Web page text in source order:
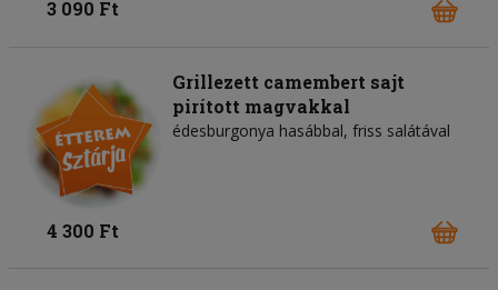
3 090 Ft
Grillezett camembert sajt
pirított magvakkal
édesburgonya hasábbal, friss salátával
4 300 Ft